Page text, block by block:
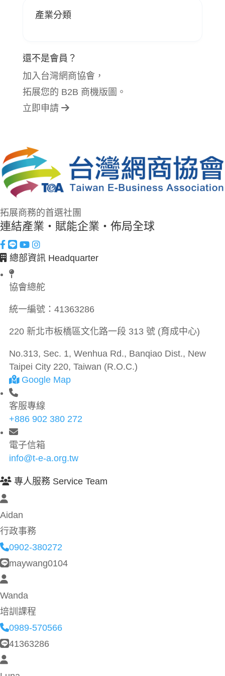
產業分類
還不是會員？
加入台灣網商協會，
拓展您的 B2B 商機版圖。
立即申請
拓展商務的首選社團
連結產業・賦能企業・佈局全球
總部資訊 Headquarter
協會總舵
統一編號： 41363286
220 新北市板橋區文化路一段 313 號 (育成中心)
No.313, Sec. 1, Wenhua Rd., Banqiao Dist., New
Taipei City 220, Taiwan (R.O.C.)
Google Map
客服專線
+886 902 380 272
電子信箱
info@t-e-a.org.tw
專人服務 Service Team
Aidan
行政事務
0902-380272
maywang0104
Wanda
培訓課程
0989-570566
41363286